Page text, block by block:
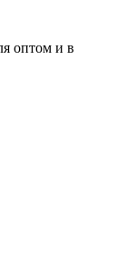
оптом и в